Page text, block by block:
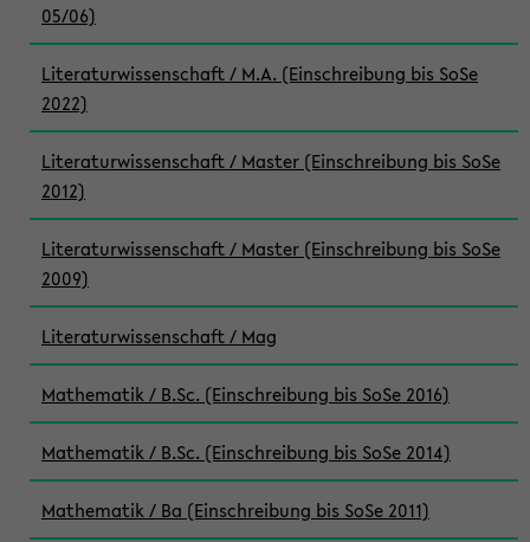
05/06)
Literaturwissenschaft / M.A. (Einschreibung bis SoSe
2022)
Literaturwissenschaft / Master (Einschreibung bis SoSe
2012)
Literaturwissenschaft / Master (Einschreibung bis SoSe
2009)
Literaturwissenschaft / Mag
Mathematik / B.Sc. (Einschreibung bis SoSe 2016)
Mathematik / B.Sc. (Einschreibung bis SoSe 2014)
Mathematik / Ba (Einschreibung bis SoSe 2011)